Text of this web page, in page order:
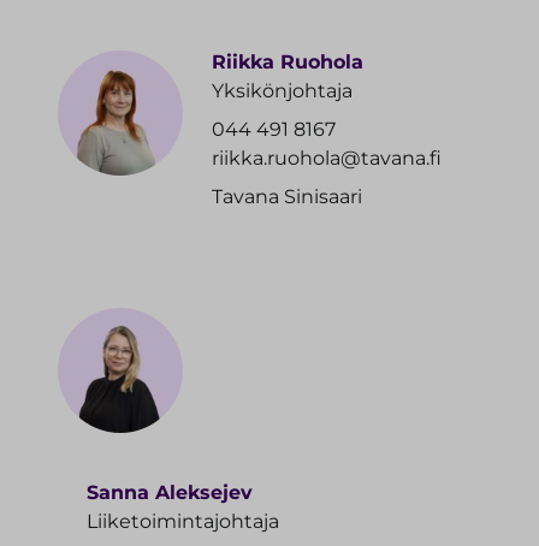
Riikka Ruohola
Yksikönjohtaja
044 491 8167
riikka.ruohola@tavana.fi
Tavana Sinisaari
Sanna Aleksejev
Liiketoimintajohtaja